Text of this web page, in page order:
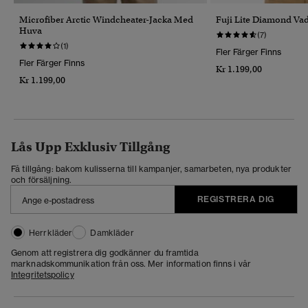
Microfiber Arctic Windcheater-Jacka Med
Huva
(1)
Fler Färger Finns
Kr 1.199,00
Fuji Lite Diamond
(7)
Fler Färger Finns
Kr 1.199,00
Lås Upp Exklusiv Tillgång
Få tillgång: bakom kulisserna till kampanjer, samarbeten, nya produkter
och försäljning.
REGISTRERA DIG
Herrkläder
Damkläder
Genom att registrera dig godkänner du framtida
marknadskommunikation från oss. Mer information finns i vår
Integritetspolicy